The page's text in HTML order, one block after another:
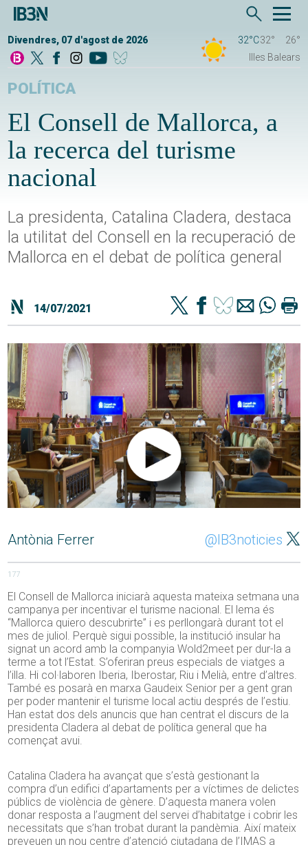
Divendres, 07 d'agost de 2026 32°C32°
26°
Illes Balears
POLÍTICA
El Consell de Mallorca, a
la recerca del turisme
nacional
La presidenta, Catalina Cladera, destaca
la utilitat del Consell en la recuperació de
Mallorca en el debat de política general
14/07/2021
Antònia Ferrer @IB3noticies
177
El Consell de Mallorca iniciarà aquesta mateixa setmana una
campanya per incentivar el turisme nacional. El lema és
“Mallorca quiero descubrirte” i es perllongarà durant tot el
mes de juliol. Perquè sigui possible, la institució insular ha
signat un acord amb la companyia Wold2meet per dur-la a
terme a tot l’Estat. S’oferiran preus especials de viatges a
l’illa. Hi col·laboren Iberia, Iberostar, Riu i Melià, entre d’altres.
També es posarà en marxa Gaudeix Senior per a gent gran
per poder mantenir el turisme local actiu després de l’estiu.
Han estat dos dels anuncis que han centrat el discurs de la
presidenta Cladera al debat de política general que ha
començat avui.
Catalina Cladera ha avançat que s’està gestionant la
compra d’un edifici d’apartaments per a víctimes de delictes
públics de violència de gènere. D’aquesta manera volen
donar resposta a l’augment del servei d’habitatge i cobrir les
necessitats que s’han trobat durant la pandèmia. Així mateix
preveuen un nou centre d’atenció ciutadana de l’IMAS a